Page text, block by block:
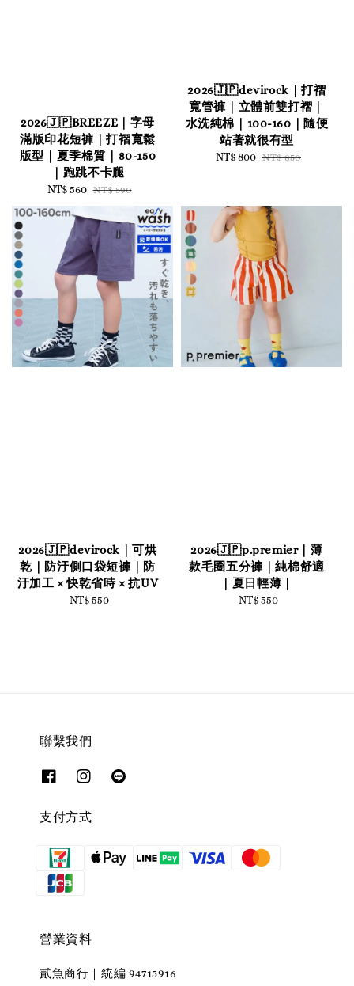
2026🇯🇵BREEZE｜字母
滿版印花短褲｜打褶寬鬆
版型｜夏季棉質｜80-150
｜跑跳不卡腿
Sale
price
NT$ 560 Regular
price
NT$ 590
2026🇯🇵devirock｜打褶
寬管褲｜立體前雙打褶｜
水洗純棉｜100-160｜隨便
站著就很有型
Sale
NT$ 800 Regular
NT$ 850
2026🇯🇵devirock｜可烘
乾｜防汙側口袋短褲｜防
汙加工 × 快乾省時 × 抗UV
Regular
NT$ 550
2026🇯🇵p.premier｜薄
款毛圈五分褲｜純棉舒適
｜夏日輕薄｜
Regular
NT$ 550
聯繫我們
支付方式
營業資料
貳魚商行｜統編 94715916